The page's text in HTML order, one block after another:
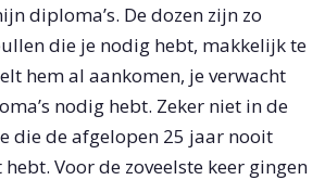
diploma’s. De dozen zijn zo
die je nodig hebt, makkelijk te
hem al aankomen, je verwacht
nodig hebt. Zeker niet in de
die de afgelopen 25 jaar nooit
Voor de zoveelste keer gingen